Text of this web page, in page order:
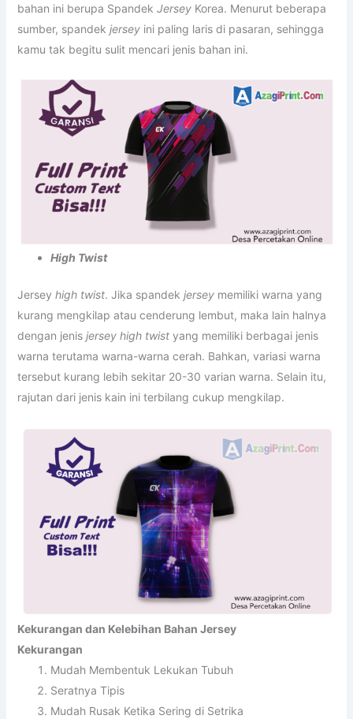
bahan ini berupa Spandek JerseyKorea. Menurut beberapa
sumber, spandek jerseyini paling laris di pasaran, sehingga
kamu tak begitu sulit mencari jenis bahan ini.
High Twist
Jersey high twist. Jika spandek jerseymemiliki warna yang
kurang mengkilap atau cenderung lembut, maka lain halnya
dengan jenis jersey high twistyang memiliki berbagai jenis
warna terutama warna-warna cerah. Bahkan, variasi warna
tersebut kurang lebih sekitar 20-30 varian warna. Selain itu,
rajutan dari jenis kain ini terbilang cukup mengkilap.
Kekurangan dan Kelebihan Bahan Jersey
Kekurangan
Mudah Membentuk Lekukan Tubuh
Seratnya Tipis
Mudah Rusak Ketika Sering di Setrika